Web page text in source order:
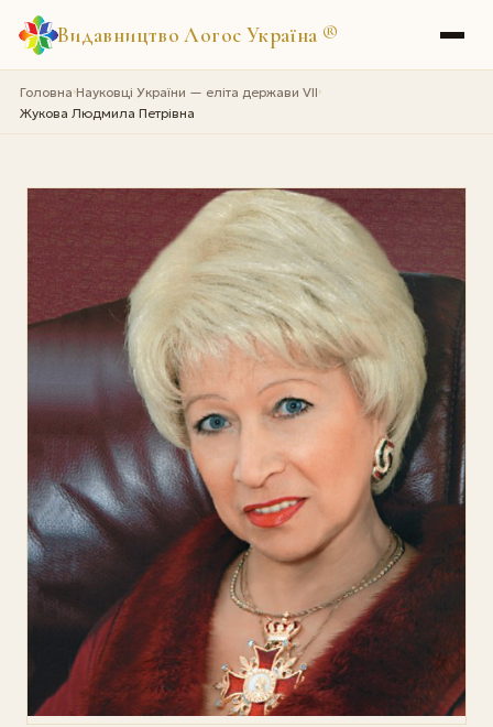
Видавництво Логос Україна ®
Головна›Науковці України — еліта держави VII›
Жукова Людмила Петрівна